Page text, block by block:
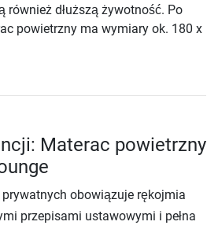
również dłuższą żywotność. Po
powietrzny ma wymiary ok. 180 x
Materac powietrzny
obowiązuje rękojmia
przepisami ustawowymi i pełna